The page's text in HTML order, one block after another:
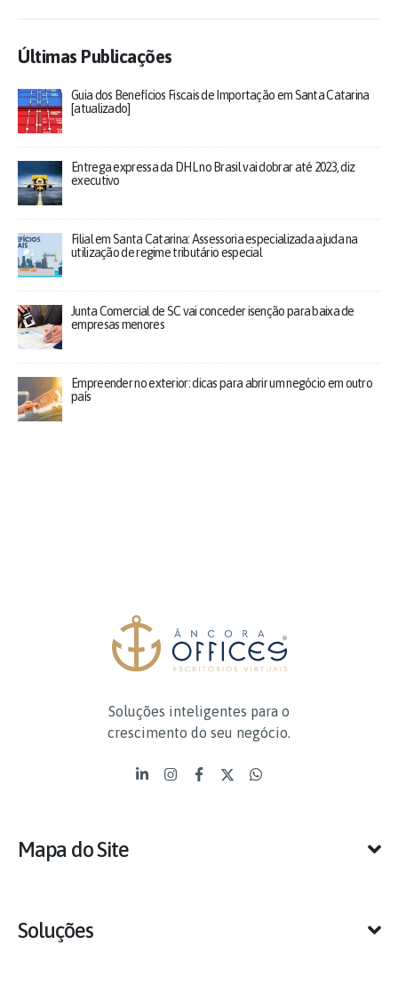
Últimas Publicações
Guia dos Benefícios Fiscais de Importação em Santa Catarina
[atualizado]
Entrega expressa da DHL no Brasil vai dobrar até 2023, diz
executivo
Filial em Santa Catarina: Assessoria especializada ajuda na
utilização de regime tributário especial
Junta Comercial de SC vai conceder isenção para baixa de
empresas menores
Empreender no exterior: dicas para abrir um negócio em outro
país
Soluções inteligentes para o
crescimento do seu negócio.
Mapa do Site
Soluções